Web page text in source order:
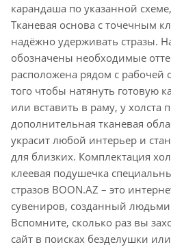
карандаша по указанной
Тканевая основа с точечным
надёжно удерживать стразы.
обозначены необходимые
расположена рядом с рабочей
того чтобы натянуть готовую
или вставить в раму, у холста
дополнительная тканевая
украсит любой интерьер и
для близких. Комплектация
клеевая подушечка
стразов BOON.AZ – это
сувениров, созданный
Вспомните, сколько раз вы
сайт в поисках безделушки